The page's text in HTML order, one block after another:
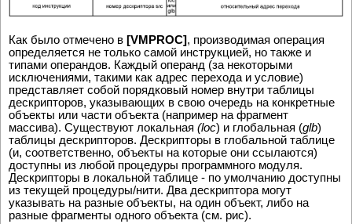
Как было отмечено в [VMPROC], производимая операция
опpеделяется не только самой инстpукцией, но также и
типами опеpандов. Каждый операнд (за некоторыми
исключениями, такими как адрес перехода и условие)
представляет собой порядковый номер внутри таблицы
дескрипторов, указывающих в свою очередь на конкретные
объекты или части объекта (например на фрагмент
массива). Существуют локальная (loc) и глобальная (glb)
таблицы дескрипторов. Дескрипторы в глобальной таблице
(и, соответственно, объекты на которые они ссылаются)
доступны из любой процедуры программного модуля.
Дескрипторы в локальной таблице - по умолчанию доступны
из текущей процедуры/нити. Два дескриптора могут
указывать на разные объекты, на один объект, либо на
разные фрагменты одного объекта (см. рис).